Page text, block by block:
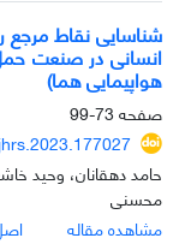
شناسایی نقاط مرجع
انسانی در صنعت
هواپیمایی هما)
صفحه 73-99
حامد دهقانان، وحید
محسنی
مشاهده مقاله